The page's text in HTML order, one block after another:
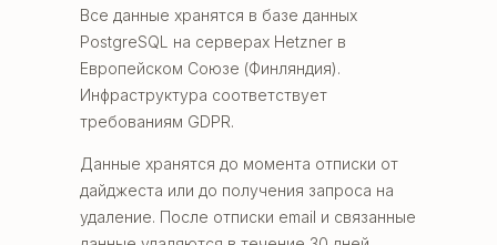
Все данные хранятся в базе данных
PostgreSQL на серверах Hetzner в
Европейском Союзе (Финляндия).
Инфраструктура соответствует
требованиям GDPR.
Данные хранятся до момента отписки от
дайджеста или до получения запроса на
удаление. После отписки email и связанные